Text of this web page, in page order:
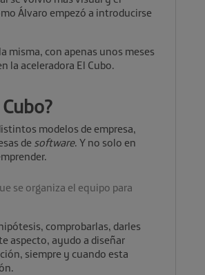
Álvaro empezó a introducirse
misma, con apenas unos meses
la aceleradora El Cubo.
modelos de empresa,
de software. Y no solo en
se organiza el equipo para
comprobarlas, darles
aspecto, ayudo a diseñar
siempre y cuando esta